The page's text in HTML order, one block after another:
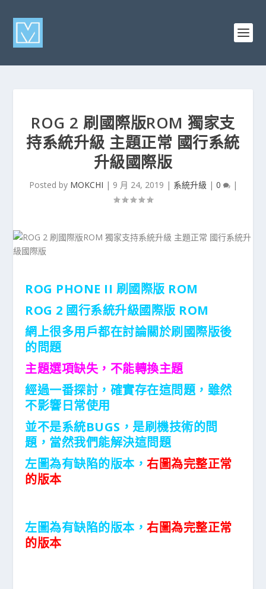
ROG 2 刷國際版ROM 獨家支
持系統升級 主題正常 國行系統
升級國際版
Posted by MOKCHI | 9 月 24, 2019 | 系統升級 | 0 |
ROG PHONE II 刷國際版 ROM
ROG 2 國行系統升級國際版 ROM
網上很多用戶都在討論關於刷國際版後
的問題
主題選項缺失，不能轉換主題
經過一番探討，確實存在這問題，雖然
不影響日常使用
並不是系統BUGS，是刷機技術的問
題，當然我們能解決這問題
左圖為有缺陷的版本，右圖為完整正常
的版本
左圖為有缺陷的版本，右圖為完整正常
的版本